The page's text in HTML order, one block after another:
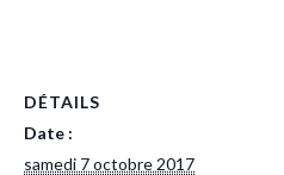
DÉTAILS
Date :
samedi 7 octobre 2017